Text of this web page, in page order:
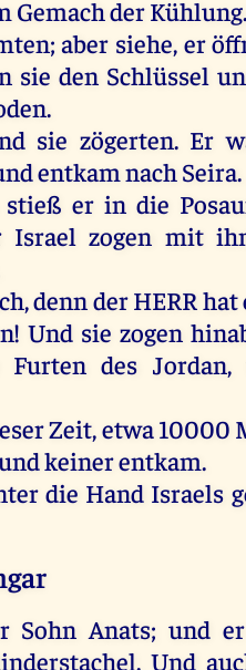
GemachderKühlung.
;aber siehe, er
sie den Schlüssel
.
sie zögerten. Er
entkamnach Seira.
stieß er in die
Israel zogen mit
,denn derHERR hat
! Und sie zogen
Furten des Jordan,
Zeit,etwa 10000
keinerentkam.
die Hand Israels
Sohn Anats;und er
Und